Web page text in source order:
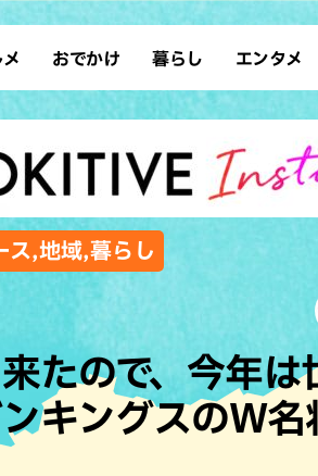
ン 沖縄そば
ウト カフェ
和食・日本料理
理 アジア・エスニック
・焼肉 焼鳥・串料理
肉料理 居酒屋・バー
イキング
おでかけ
デート ドライブ
散歩 ソロ活
歴史
ショッピング
サウナ 公園
沖縄の海
暮らし
レシピ
ファッション
沖縄移住
エンタメ
スポーツ
タレント・芸
ス,地域,暮らし
たので、今年は
キングスのW名